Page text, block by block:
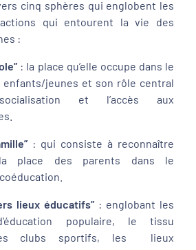
cinq sphères qui englobent les
qui entourent la vie des
:
: la place qu’elle occupe dans le
enfants/jeunes et son rôle central
et l’accès aux
: qui consiste à reconnaître
place des parents dans le
lieux éducatifs” : englobant les
populaire, le tissu
clubs sportifs, les lieux